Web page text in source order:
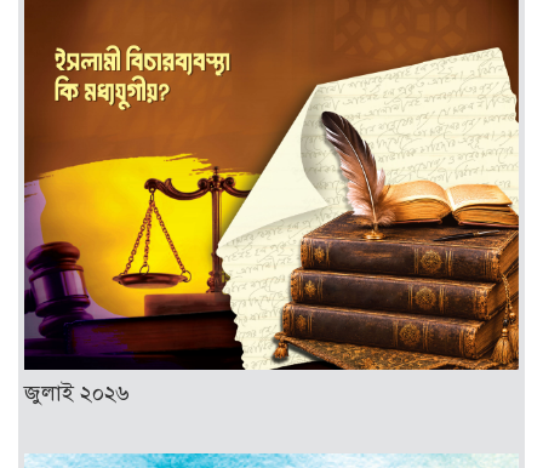
জুলাই ২০২৬